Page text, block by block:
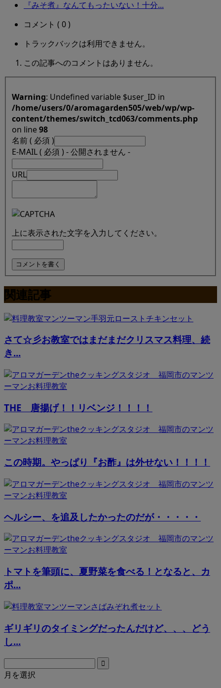
『みそ煮』なんてもったいない！十分...
コメント ( 0 )
トラックバックは利用できません。
この記事へのコメントはありません。
Warning : Undefined variable $user_ID in
/home/users/0/aromagarden505/web/wp/wp-
content/themes/switch_tcd063/comments.php
on line98
名前 ( 必須 )
E-MAIL ( 必須 ) - 公開されません -
URL
上に表示された文字を入力してください。
関連記事
さて☆彡お教室ではまだまだクリスマス料理、続
き...
THE 唐揚げ！！リベンジ！！！！
この時期。やっぱり『お酢』は外せない！！！！
ヘルシー、を追及したかったのだが・・・・・
トマトを筆頭に、夏野菜を食べる！となると、カ
ポ...
ギリギリのタイミングだったんだけど、、、どう
し...
月を選択